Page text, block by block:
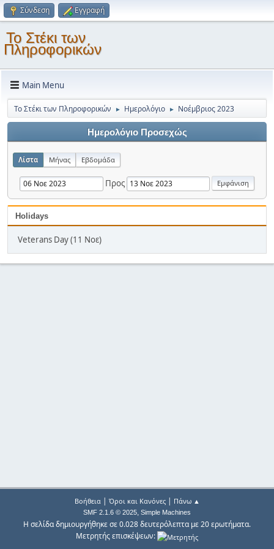
Σύνδεση Εγγραφή
Το Στέκι των
Πληροφορικών
Main Menu
Το Στέκι των Πληροφορικών ► Ημερολόγιο ► Νοέμβριος 2023
Ημερολόγιο Προσεχώς
Λίστα Μήνας Εβδομάδα
Προς
Holidays
Veterans Day (11 Νοε)
Βοήθεια| Όροι και Κανόνες| Πάνω ▲
SMF 2.1.6 © 2025, Simple Machines
Η σελίδα δημιουργήθηκε σε 0.028 δευτερόλεπτα με 20 ερωτήματα.
Μετρητής επισκέψεων: